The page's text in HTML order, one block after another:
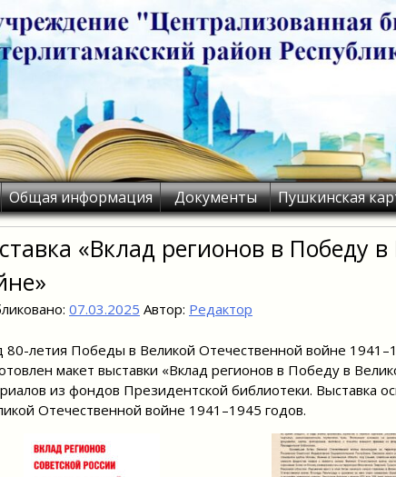
Общая информация Документы Пушкинская
«Вклад регионов в Победу
07.03.2025 Автор: Редактор
80-летия Победы в Великой Отечественной войне
макет выставки «Вклад регионов в Победу в
из фондов Президентской библиотеки. Выставка
Отечественной войне 1941–1945 годов.